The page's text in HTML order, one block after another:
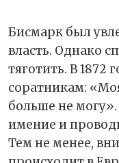
Бисмарк был
власть. Однако
тяготить. В 1872
соратникам:
больше не
имение и
Тем не менее,